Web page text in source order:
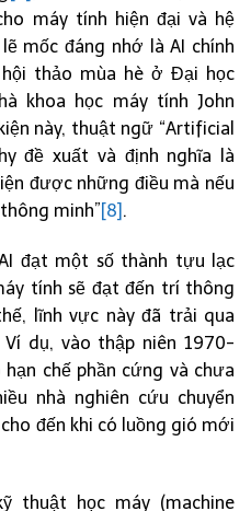
máy tính hiện đại và hệ
mốc đáng nhớ là AI chính
thảo mùa hè ở Đại học
khoa học máy tính John
này, thuật ngữ “Artificial
đề xuất và định nghĩa là
được những điều mà nếu
minh”[8] .
đạt một số thành tựu lạc
tính sẽ đạt đến trí thông
lĩnh vực này đã trải qua
dụ, vào thập niên 1970-
chế phần cứng và chưa
nhà nghiên cứu chuyển
đến khi có luồng gió mới
thuật học máy (machine